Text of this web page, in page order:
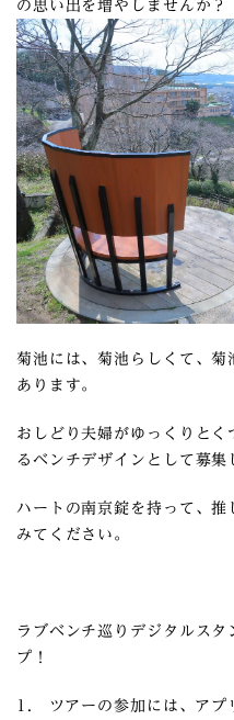
の思い出を増や
菊池には、菊池らしくて、菊
あります。
おしどり夫婦がゆっくりとく
るベンチデザインとして募集
ハートの南京錠を持って、推
みてください。
ラブベンチ巡りデジタルスタ
プ！
1. ツアーの参加には、ア